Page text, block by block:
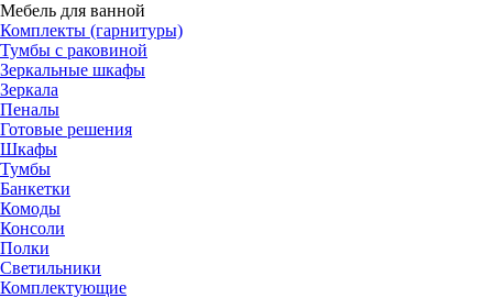
Мебель для ванной
Комплекты (гарнитуры)
Тумбы с раковиной
Зеркальные шкафы
Зеркала
Пеналы
Готовые решения
Шкафы
Тумбы
Банкетки
Комоды
Консоли
Полки
Светильники
Комплектующие